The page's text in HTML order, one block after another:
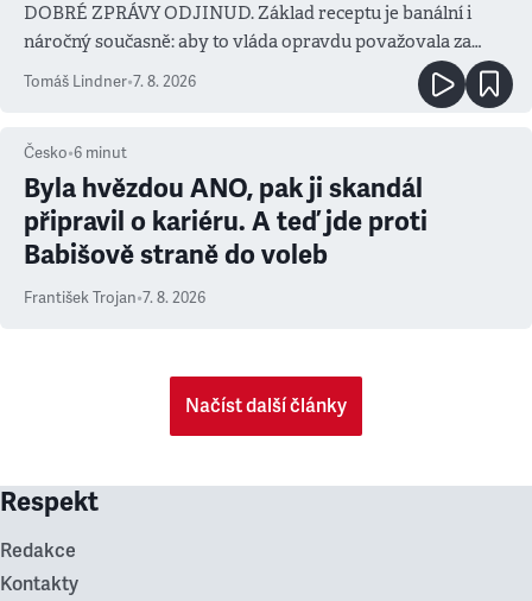
DOBRÉ ZPRÁVY ODJINUD. Základ receptu je banální i
náročný současně: aby to vláda opravdu považovala za
prioritu
Tomáš Lindner•7. 8. 2026
Česko•6 minut
Byla hvězdou ANO, pak ji skandál
připravil o kariéru. A teď jde proti
Babišově straně do voleb
František Trojan•7. 8. 2026
Načíst další články
Respekt
Redakce
Kontakty